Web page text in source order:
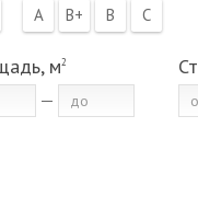
A B+ B C
м2